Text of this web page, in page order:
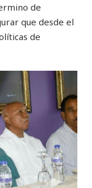
de
que desde el
de